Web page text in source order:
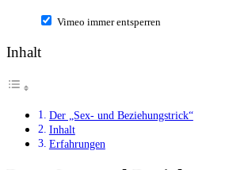
Vimeo immer entsperren
Inhalt
Der „Sex- und Beziehungstrick“
Inhalt
Erfahrungen